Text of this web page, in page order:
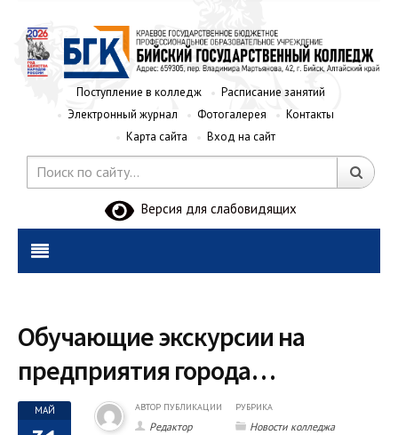
Поступление в колледж
Расписание занятий
Электронный журнал
Фотогалерея
Контакты
Карта сайта
Вход на сайт
Версия для слабовидящих
Обучающие экскурсии на
предприятия города…
МАЙ АВТОР ПУБЛИКАЦИИ
Редактор
РУБРИКА
Новости колледжа